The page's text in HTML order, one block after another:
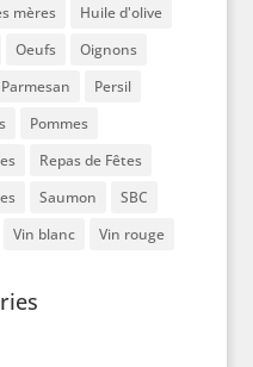
mères
Huile d'olive
Oeufs
Oignons
Parmesan
Persil
Pommes
Repas de Fêtes
Saumon
SBC
Vin blanc Vin rouge